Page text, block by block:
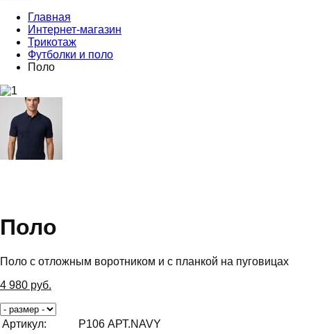
Главная
Интернет-магазин
Трикотаж
Футболки и поло
Поло
Поло
Поло с отложным воротником и с планкой на пуговицах
4 980 руб.
Артикул: P106 АРТ.NAVY